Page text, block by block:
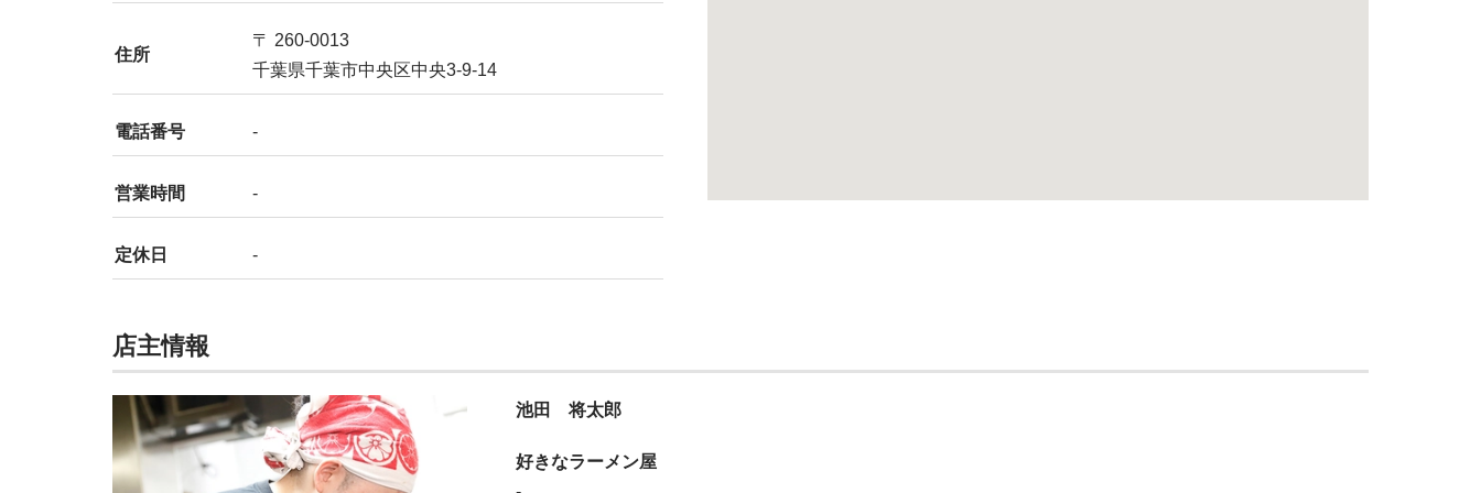
住所
〒 260-0013
千葉県千葉市中央区中央3-9-14
電話番号 -
営業時間 -
定休日 -
店主情報
池田 将太郎
好きなラーメン屋